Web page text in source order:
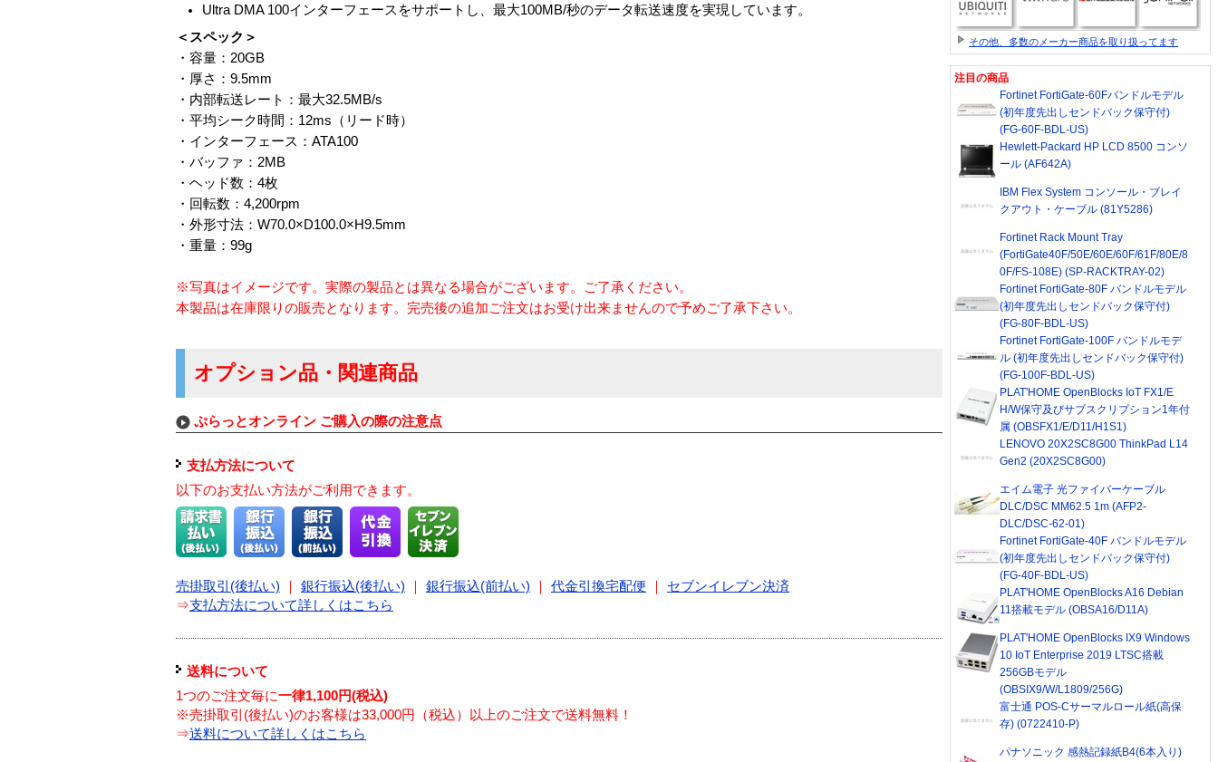
Ultra DMA 100インターフェースをサポートし、最大100MB/秒のデータ転送速度を実現しています。
＜スペック＞
・容量：20GB
・厚さ：9.5mm
・内部転送レート：最大32.5MB/s
・平均シーク時間：12ms（リード時）
・インターフェース：ATA100
・バッファ：2MB
・ヘッド数：4枚
・回転数：4,200rpm
・外形寸法：W70.0×D100.0×H9.5mm
・重量：99g
※写真はイメージです。実際の製品とは異なる場合がございます。ご了承ください。
本製品は在庫限りの販売となります。完売後の追加ご注文はお受け出来ませんので予めご了承下さい。
オプション品・関連商品
ぷらっとオンライン ご購入の際の注意点
支払方法について
以下のお支払い方法がご利用できます。
売掛取引(後払い) 銀行振込(後払い) 銀行振込(前払い) 代金引換宅配便
セブンイレブン決済
⇒支払方法について詳しくはこちら
送料について
1つのご注文毎に一律1,100円(税込)
※売掛取引(後払い)のお客様は33,000円（税込）以上のご注文で送料無料！
⇒送料について詳しくはこちら
その他、多数のメーカー商品を取り扱ってます
注目の商品
Fortinet FortiGate-60Fバンドルモデル
(初年度先出しセンドバック保守付)
(FG-60F-BDL-US)
Hewlett-Packard HP LCD 8500 コンソ
ール (AF642A)
IBM Flex System コンソール・ブレイ
クアウト・ケーブル (81Y5286)
Fortinet Rack Mount Tray
(FortiGate40F/50E/60E/60F/61F/80E/8
0F/FS-108E) (SP-RACKTRAY-02)
Fortinet FortiGate-80F バンドルモデル
(初年度先出しセンドバック保守付)
(FG-80F-BDL-US)
Fortinet FortiGate-100F バンドルモデ
ル (初年度先出しセンドバック保守付)
(FG-100F-BDL-US)
PLAT'HOME OpenBlocks IoT FX1/E
H/W保守及びサブスクリプション1年付
属 (OBSFX1/E/D11/H1S1)
LENOVO 20X2SC8G00 ThinkPad L14
Gen2 (20X2SC8G00)
エイム電子 光ファイバーケーブル
DLC/DSC MM62.5 1m (AFP2-
DLC/DSC-62-01)
Fortinet FortiGate-40F バンドルモデル
(初年度先出しセンドバック保守付)
(FG-40F-BDL-US)
PLAT'HOME OpenBlocks A16 Debian
11搭載モデル (OBSA16/D11A)
PLAT'HOME OpenBlocks IX9 Windows
10 IoT Enterprise 2019 LTSC搭載
256GBモデル
(OBSIX9/W/L1809/256G)
富士通 POS-Cサーマルロール紙(高保
存) (0722410-P)
パナソニック 感熱記録紙B4(6本入り)